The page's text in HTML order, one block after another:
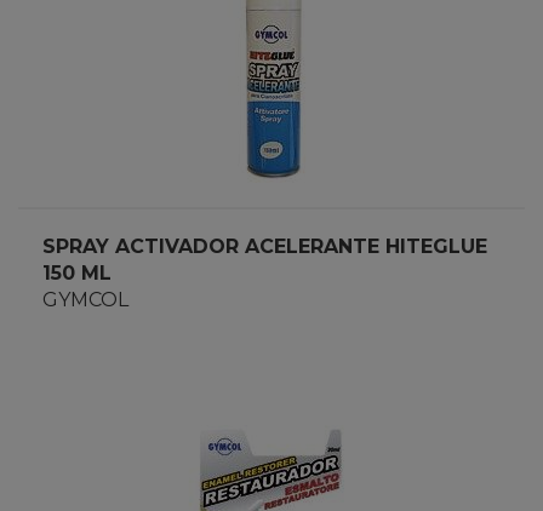
SPRAY ACTIVADOR ACELERANTE HITEGLUE
150 ML
GYMCOL